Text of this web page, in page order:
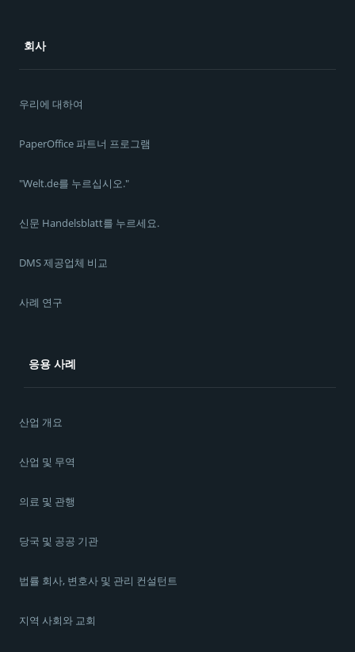
회사
우리에 대하여
PaperOffice 파트너 프로그램
"Welt.de를 누르십시오."
신문 Handelsblatt를 누르세요.
DMS 제공업체 비교
사례 연구
응용 사례
산업 개요
산업 및 무역
의료 및 관행
당국 및 공공 기관
법률 회사, 변호사 및 관리 컨설턴트
지역 사회와 교회